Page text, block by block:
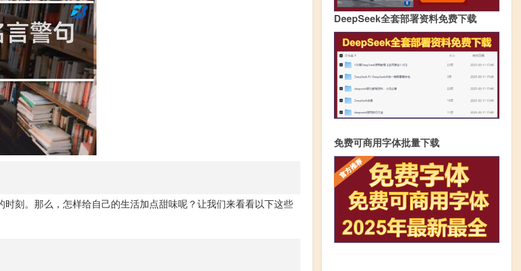
刻。那么，怎样给自己的生活加点甜味呢？让我们来看看以下这些
DeepSeek全套部署资料免费下载
免费可商用字体批量下载